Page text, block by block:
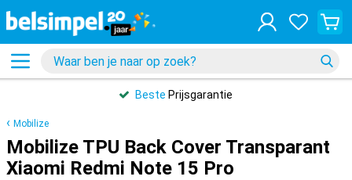
Beste Prijsgarantie
Mobilize
Mobilize TPU Back Cover Transparant
Xiaomi Redmi Note 15 Pro